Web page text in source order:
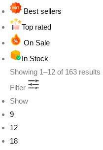
Best sellers
Top rated
On Sale
In Stock
Showing 1–12 of 163 results
Filter
Show
9
12
18